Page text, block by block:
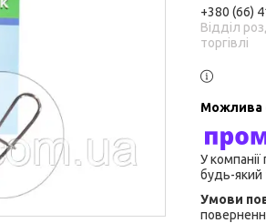
+380 (66)
Відділ
торгівлі
У
будь-який